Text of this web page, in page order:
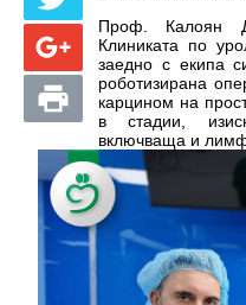
Проф. Калоян
Клиниката по
заедно с екипа
роботизирана
карцином на
в стадии,
включваща и